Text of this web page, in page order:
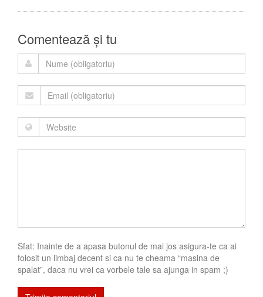
Comentează și tu
Sfat: Inainte de a apasa butonul de mai jos asigura-te ca ai
folosit un limbaj decent si ca nu te cheama “masina de
spalat”, daca nu vrei ca vorbele tale sa ajunga in spam ;)